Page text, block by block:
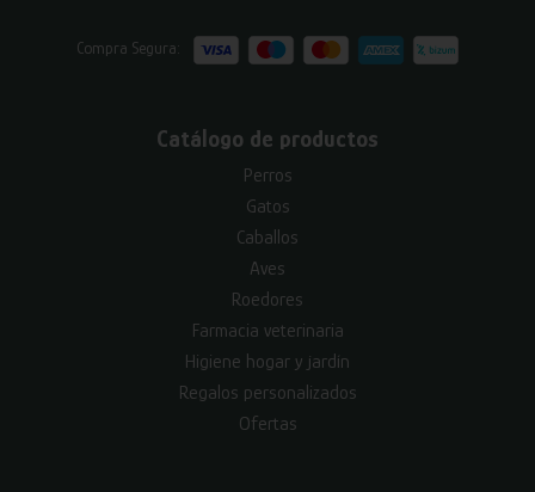
Compra Segura:
Catálogo de productos
Perros
Gatos
Caballos
Aves
Roedores
Farmacia veterinaria
Higiene hogar y jardín
Regalos personalizados
Ofertas